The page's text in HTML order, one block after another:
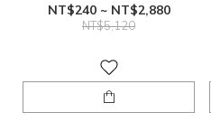
NT$240 ~ NT$2,880
NT$5,120